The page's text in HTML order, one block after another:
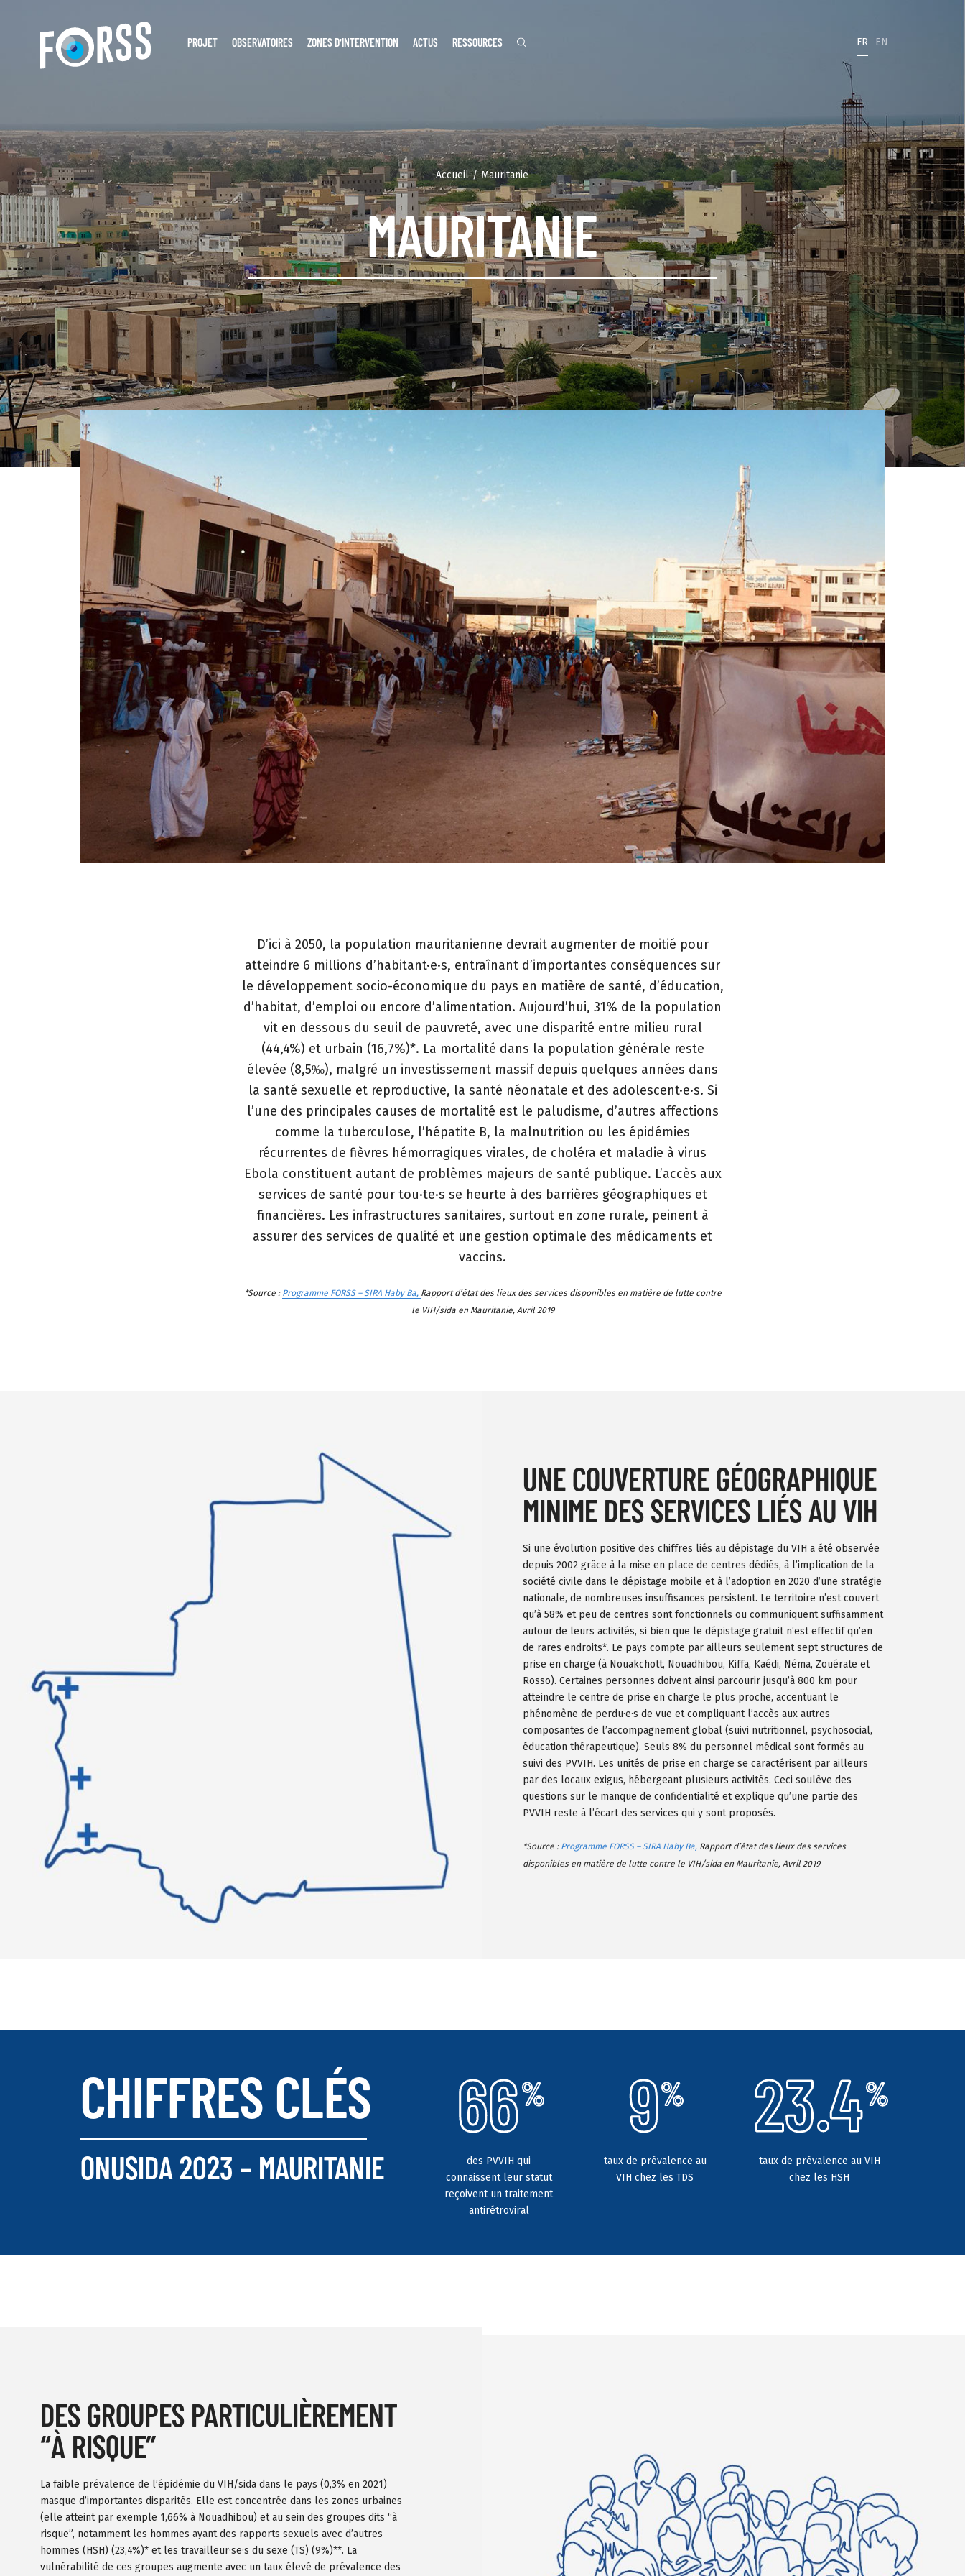
PROJET OBSERVATOIRES ZONES D'INTERVENTION ACTUS RESSOURCES FR EN
Accueil Mauritanie
MAURITANIE
D’ici à 2050, la population mauritanienne devrait augmenter de moitié pour
atteindre 6 millions d’habitant·e·s, entraînant d’importantes conséquences sur
le développement socio-économique du pays en matière de santé, d’éducation,
d’habitat, d’emploi ou encore d’alimentation. Aujourd’hui, 31% de la population
vit en dessous du seuil de pauvreté, avec une disparité entre milieu rural
(44,4%) et urbain (16,7%)*. La mortalité dans la population générale reste
élevée (8,5‰), malgré un investissement massif depuis quelques années dans
la santé sexuelle et reproductive, la santé néonatale et des adolescent·e·s. Si
l’une des principales causes de mortalité est le paludisme, d’autres affections
comme la tuberculose, l’hépatite B, la malnutrition ou les épidémies
récurrentes de fièvres hémorragiques virales, de choléra et maladie à virus
Ebola constituent autant de problèmes majeurs de santé publique. L’accès aux
services de santé pour tou·te·s se heurte à des barrières géographiques et
financières. Les infrastructures sanitaires, surtout en zone rurale, peinent à
assurer des services de qualité et une gestion optimale des médicaments et
vaccins.
*Source : Programme FORSS – SIRA Haby Ba, Rapport d’état des lieux des services disponibles en matière de lutte contre
le VIH/sida en Mauritanie, Avril 2019
UNE COUVERTURE GÉOGRAPHIQUE
MINIME DES SERVICES LIÉS AU VIH
Si une évolution positive des chiffres liés au dépistage du VIH a été observée
depuis 2002 grâce à la mise en place de centres dédiés, à l’implication de la
société civile dans le dépistage mobile età l’adoption en 2020 d’une stratégie
nationale, de nombreuses insuffisances persistent. Le territoire n’est couvert
qu’à 58% et peu de centres sont fonctionnels ou communiquent suffisamment
autour de leurs activités, si bien que le dépistage gratuit n’est effectif qu’en
de rares endroits*. Le pays compte par ailleurs seulement sept structures de
prise en charge (à Nouakchott, Nouadhibou, Kiffa, Kaédi, Néma, Zouérate et
Rosso). Certaines personnes doivent ainsi parcourir jusqu’à 800 km pour
atteindre le centre de prise en charge le plus proche, accentuant le
phénomène de perdu·e·s de vue et compliquant l’accès aux autres
composantes de l’accompagnement global (suivi nutritionnel, psychosocial,
éducation thérapeutique). Seuls 8% du personnel médical sont formés au
suivi des PVVIH. Les unités de prise en charge se caractérisent par ailleurs
par des locaux exigus, hébergeant plusieurs activités. Ceci soulève des
questions sur le manque de confidentialité et explique qu’une partie des
PVVIH reste à l’écart des services qui y sont proposés.
*Source : Programme FORSS – SIRA Haby Ba, Rapport d’état des lieux des services
disponibles en matière de lutte contre le VIH/sida en Mauritanie, Avril 2019
CHIFFRES CLÉS
ONUSIDA 2023 – MAURITANIE
66%
des PVVIH qui
connaissent leur statut
reçoivent un traitement
antirétroviral
9%
taux de prévalence au
VIH chez les TDS
23.4%
taux de prévalence au VIH
chez les HSH
DES GROUPES PARTICULIÈREMENT
“À RISQUE”
La faible prévalence de l’épidémie du VIH/sida dans le pays (0,3% en 2021)
masque d’importantes disparités. Elle est concentrée dans les zones urbaines
(elle atteint par exemple 1,66% à Nouadhibou) et au sein des groupes dits “à
risque”, notamment les hommes ayant des rapports sexuels avec d’autres
hommes (HSH) (23,4%)* et les travailleur·se·s du sexe (TS) (9%)**. La
vulnérabilité de ces groupes augmente avec un taux élevé de prévalence des